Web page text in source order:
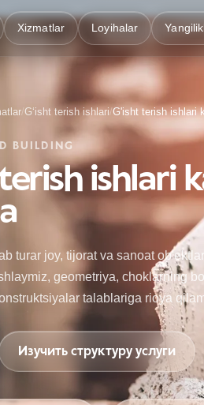
Xizmatlar Loyihalar
/Gʻisht terish ishlari/G'isht terish ishlari
BUILDING
ishlari
turar joy, tijorat va sanoat
geometriya, choklarning
talablariga rioya
Изучить структуру услуги